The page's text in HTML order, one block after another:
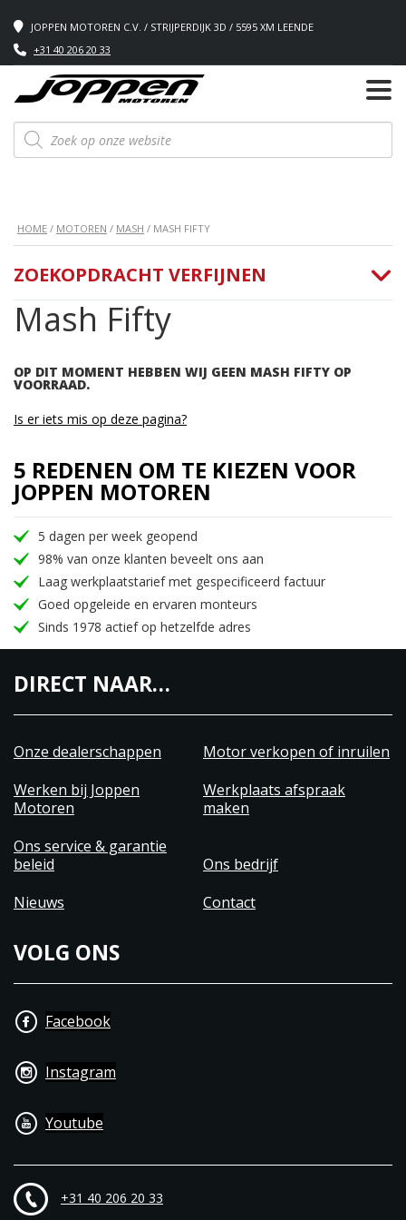
JOPPEN MOTOREN C.V. / STRIJPERDIJK 3D / 5595 XM LEENDE
+31 40 206 20 33
Producten
zoeken
HOME / MOTOREN / MASH / MASH FIFTY
Mash Fifty
OP DIT MOMENT HEBBEN WIJ GEEN MASH FIFTY OP
VOORRAAD.
ZOEKOPDRACHT VERFIJNEN
Is er iets mis op deze pagina?
5 REDENEN OM TE KIEZEN VOOR
JOPPEN MOTOREN
5 dagen per week geopend
98% van onze klanten beveelt ons aan
Laag werkplaatstarief met gespecificeerd factuur
Goed opgeleide en ervaren monteurs
Sinds 1978 actief op hetzelfde adres
DIRECT NAAR…
Onze dealerschappen
Motor verkopen of inruilen
Werken bij Joppen
Motoren
Werkplaats afspraak
maken
Ons service & garantie
beleid
Ons bedrijf
Nieuws
Contact
VOLG ONS
Facebook
Instagram
Youtube
+31 40 206 20 33